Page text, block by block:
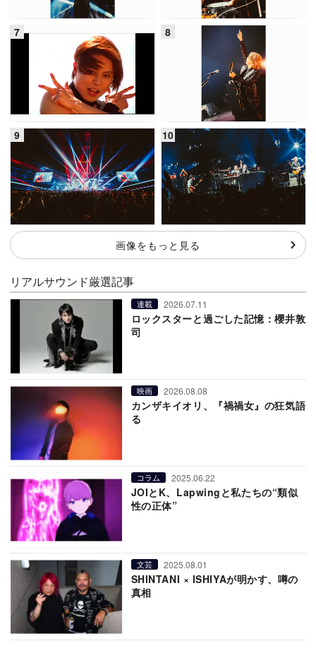
画像をもっと見る
リアルサウンド厳選記事
連載 2026.07.11
ロックスターと過ごした記憶：櫻井敦
司
映画 2026.08.08
カンザキイオリ、『禍禍女』の狂気語
る
コラム 2025.06.22
JOIとK、Lapwingと私たちの“類似
性の正体”
文芸 2025.08.01
SHINTANI × ISHIYAが明かす、噂の
真相